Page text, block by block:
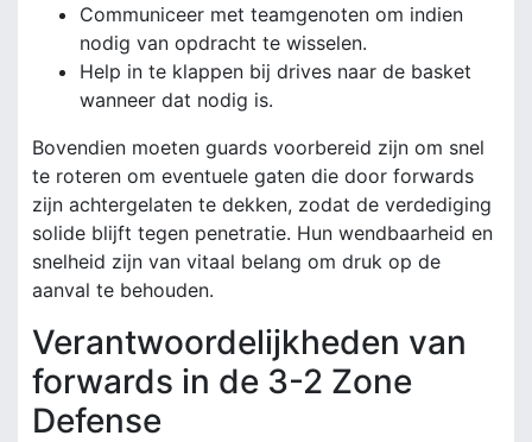
Communiceer met teamgenoten om indien
nodig van opdracht te wisselen.
Help in te klappen bij drives naar de basket
wanneer dat nodig is.
Bovendien moeten guards voorbereid zijn om snel
te roteren om eventuele gaten die door forwards
zijn achtergelaten te dekken, zodat de verdediging
solide blijft tegen penetratie. Hun wendbaarheid en
snelheid zijn van vitaal belang om druk op de
aanval te behouden.
Verantwoordelijkheden van
forwards in de 3-2 Zone
Defense